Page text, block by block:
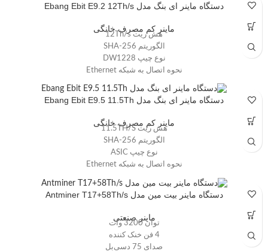
دستگاه ماینر ای بنگ مدل Ebang Ebit E9.2 12Th/s
ماینر کم مصرف خانگی
هش ریت 12Th/s
الگوریتم SHA-256
نوع چیپ DW1228
نحوه اتصال به شبکه Ethernet
برق ورودی 11.8 تا 13 ولت
مصرف برق 1320W
دستگاه ماینر ای بنگ مدل Ebang Ebit E9.5 11.5Th
ماینر کم مصرف خانگی
هش ریت 11.5TH/S
الگوریتم SHA-256
نوع چیپ ASIC
نحوه اتصال به شبکه Ethernet
مصرف برق 1800 وات
دستگاه ماینر بیت مین مدل Antminer T17+58Th/s
ماینر صنعتی
توان 3200 وات
4 فن خنک کننده
صدای 75 دسی‌بل